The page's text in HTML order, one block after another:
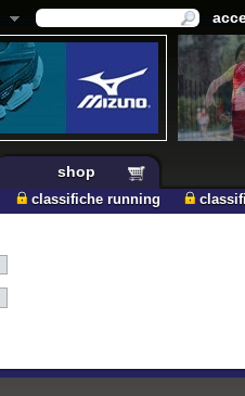
shop
classifiche running